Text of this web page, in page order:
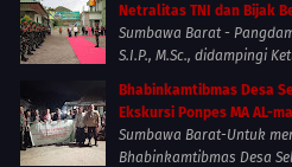
Netralitas TNI dan Bijak
Sumbawa Barat -
S.I.P., M.Sc., didampingi
Bhabinkamtibmas Desa
Ekskursi Ponpes MA AL-
Sumbawa Barat-Untuk
Bhabinkamtibmas Desa